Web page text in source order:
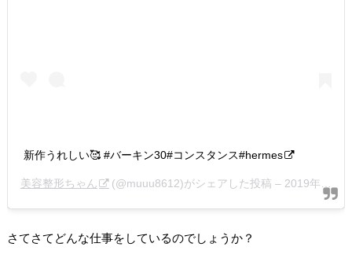
新作うれしい🥰 #バーキン30#コンスタンス#hermes
美容整形ちゃん (@muuu8612)がシェアした投稿 – 2019年 8月月28日午前10時57分PDT
さてさてどんな仕事をしているのでしょうか？